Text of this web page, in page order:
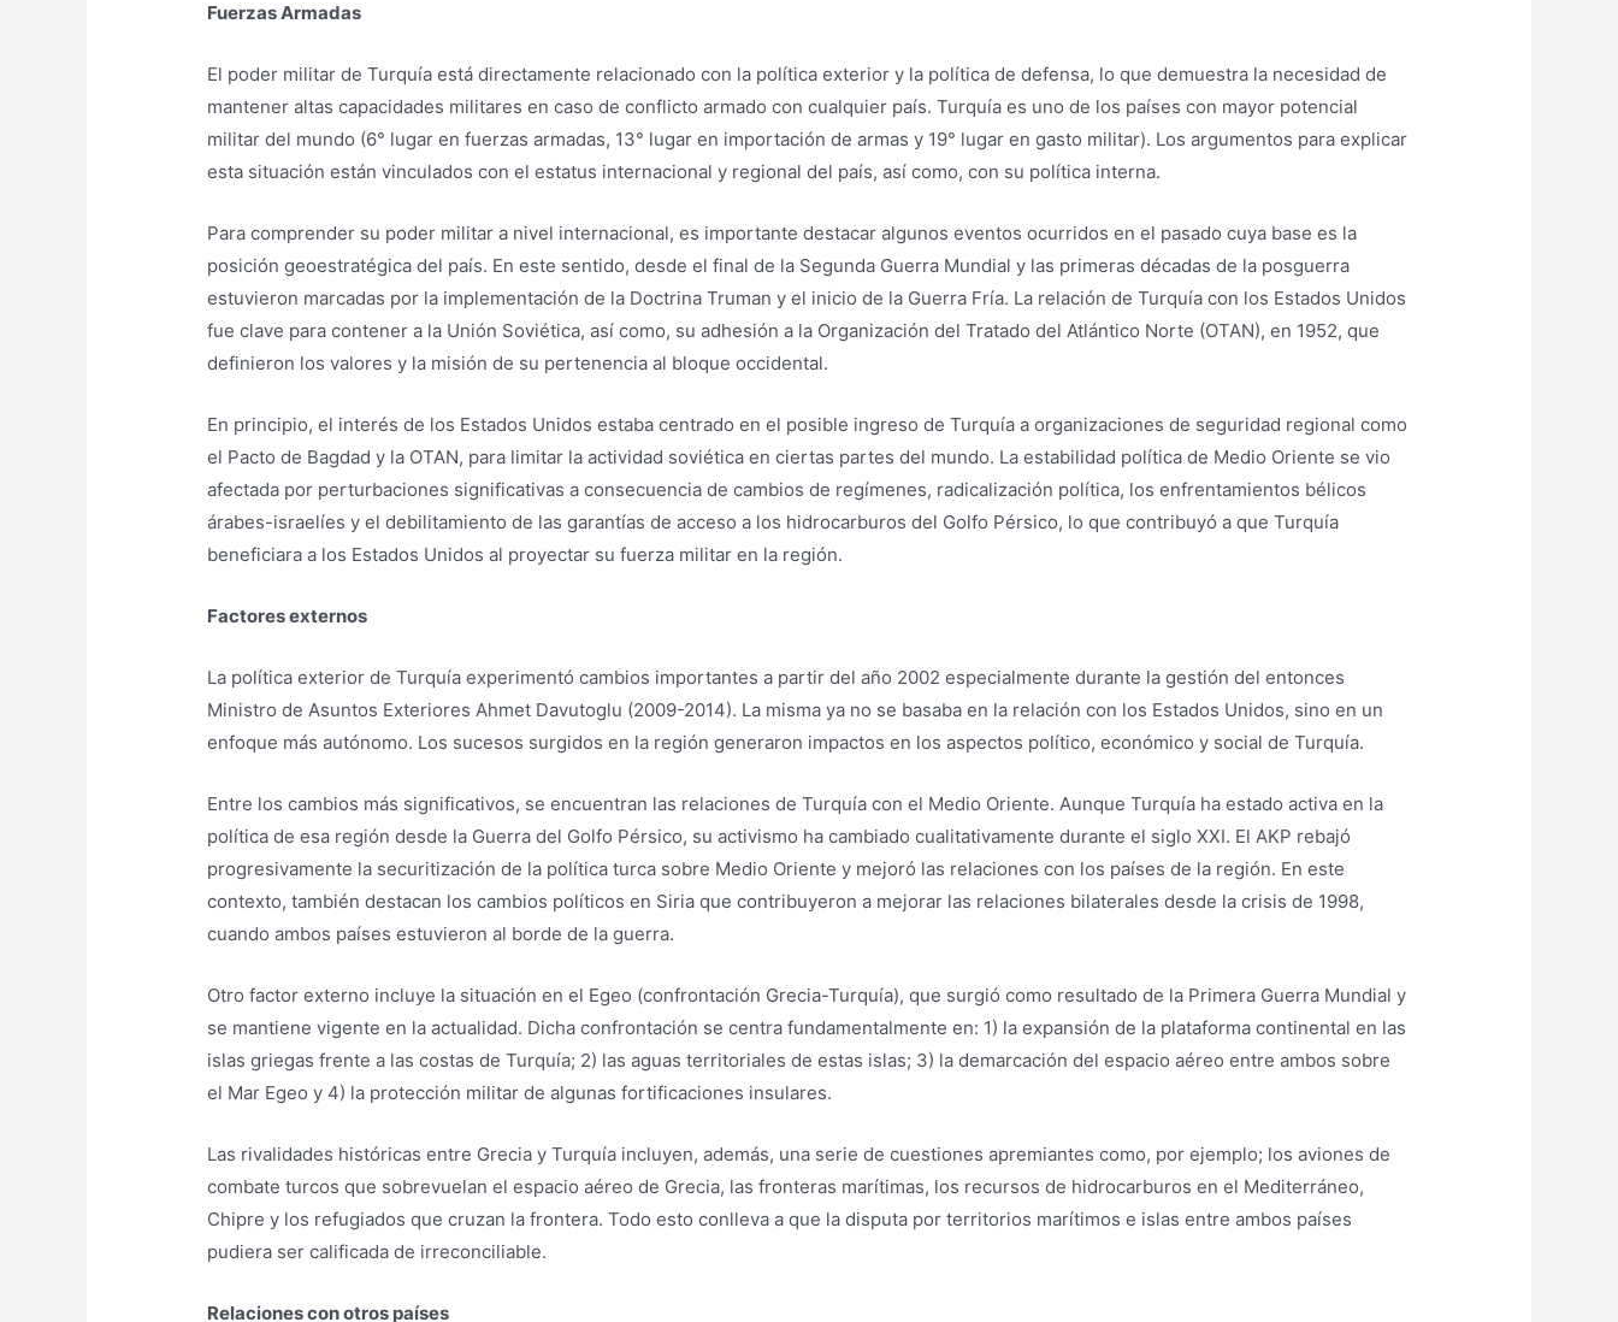
Fuerzas Armadas
El poder militar de Turquía está directamente relacionado con la política exterior y la política de defensa, lo que demuestra la necesidad de
mantener altas capacidades militares en caso de conflicto armado con cualquier país. Turquía es uno de los países con mayor potencial
militar del mundo (6° lugar en fuerzas armadas, 13° lugar en importación de armas y 19° lugar en gasto militar). Los argumentos para explicar
esta situación están vinculados con el estatus internacional y regional del país, así como, con su política interna.
Para comprender su poder militar a nivel internacional, es importante destacar algunos eventos ocurridos en el pasado ​​cuya base es la
posición geoestratégica del país. En este sentido, desde el final de la Segunda Guerra Mundial y las primeras décadas de la posguerra
estuvieron marcadas por la implementación de la Doctrina Truman y el inicio de la Guerra Fría. La relación de Turquía con los Estados Unidos
fue clave para contener a la Unión Soviética, así como, su adhesión a la Organización del Tratado del Atlántico Norte (OTAN), en 1952, que
definieron los valores y la misión de su pertenencia al bloque occidental.
En principio, el interés de los Estados Unidos estaba centrado en el posible ingreso de Turquía a organizaciones de seguridad regional como
el Pacto de Bagdad y la OTAN, para limitar la actividad soviética en ciertas partes del mundo. La estabilidad política de Medio Oriente se vio
afectada por perturbaciones significativas a consecuencia de cambios de regímenes, radicalización política, los enfrentamientos bélicos
árabes-israelíes y el debilitamiento de las garantías de acceso a los hidrocarburos del Golfo Pérsico, lo que contribuyó a que Turquía
beneficiara a los Estados Unidos al proyectar su fuerza militar en la región.
Factores externos
La política exterior de Turquía experimentó cambios importantes a partir del año 2002 especialmente durante la gestión del entonces
Ministro de Asuntos Exteriores Ahmet Davutoglu (2009-2014). La misma ya no se basaba en la relación con los Estados Unidos, sino en un
enfoque más autónomo. Los sucesos surgidos en la región generaron impactos en los aspectos político, económico y social de Turquía.
Entre los cambios más significativos, se encuentran las relaciones de Turquía con el Medio Oriente. Aunque Turquía ha estado activa en la
política de esa región desde la Guerra del Golfo Pérsico, su activismo ha cambiado cualitativamente durante el siglo XXI. El AKP rebajó
progresivamente la securitización de la política turca sobre Medio Oriente y mejoró las relaciones con los países de la región. En este
contexto, también destacan los cambios políticos en Siria que contribuyeron a mejorar las relaciones bilaterales desde la crisis de 1998,
cuando ambos países estuvieron al borde de la guerra.
Otro factor externo incluye la situación en el Egeo (confrontación Grecia-Turquía), que surgió como resultado de la Primera Guerra Mundial y
se mantiene vigente en la actualidad. Dicha confrontación se centra fundamentalmente en: 1) la expansión de la plataforma continental en las
islas griegas frente a las costas de Turquía; 2) las aguas territoriales de estas islas; 3) la demarcación del espacio aéreo entre ambos sobre
el Mar Egeo y 4) la protección militar de algunas fortificaciones insulares.
Las rivalidades históricas entre Grecia y Turquía incluyen, además, una serie de cuestiones apremiantes como, por ejemplo; los aviones de
combate turcos que sobrevuelan el espacio aéreo de Grecia, las fronteras marítimas, los recursos de hidrocarburos en el Mediterráneo,
Chipre y los refugiados que cruzan la frontera. Todo esto conlleva a que la disputa por territorios marítimos e islas entre ambos países
pudiera ser calificada de irreconciliable.
Relaciones con otros países